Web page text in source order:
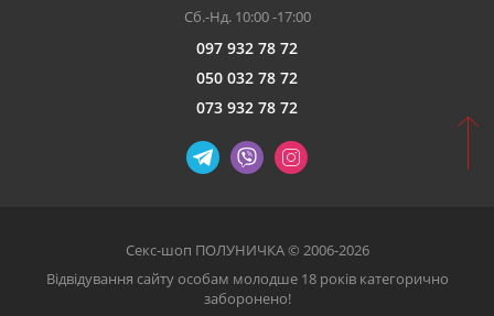
Сб.-Нд. 10:00 -17:00
097 932 78 72
050 032 78 72
073 932 78 72
Секс-шоп ПОЛУНИЧКА © 2006-2026
Відвідування сайту особам молодше 18 років категорично
заборонено!